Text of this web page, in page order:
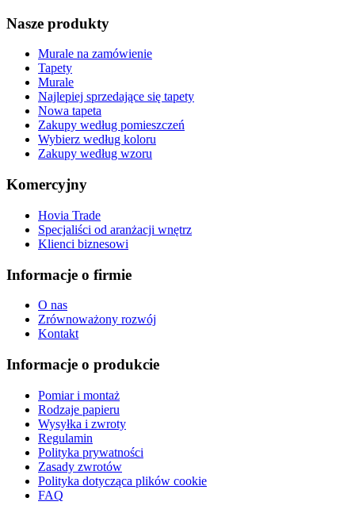
Nasze produkty
Murale na zamówienie
Tapety
Murale
Najlepiej sprzedające się tapety
Nowa tapeta
Zakupy według pomieszczeń
Wybierz według koloru
Zakupy według wzoru
Komercyjny
Hovia Trade
Specjaliści od aranżacji wnętrz
Klienci biznesowi
Informacje o firmie
O nas
Zrównoważony rozwój
Kontakt
Informacje o produkcie
Pomiar i montaż
Rodzaje papieru
Wysyłka i zwroty
Regulamin
Polityka prywatności
Zasady zwrotów
Polityka dotycząca plików cookie
FAQ